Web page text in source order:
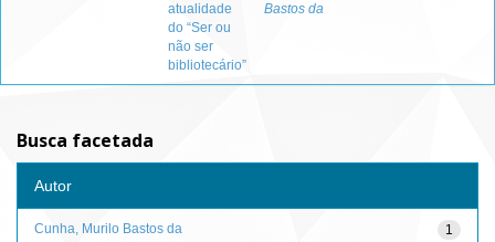
atualidade
do “Ser ou
não ser
bibliotecário”
Bastos da
Busca facetada
Autor
1
Cunha, Murilo Bastos da